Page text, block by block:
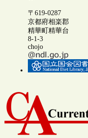
〒619-0287
京都府相楽郡
精華町精華台
8-1-3
chojo